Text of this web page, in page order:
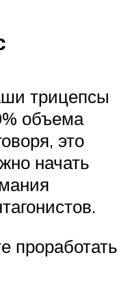
трицепсы
объема
это
начать
проработать